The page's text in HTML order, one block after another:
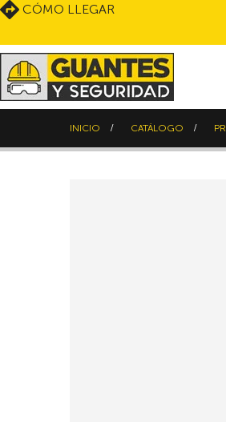
CÓMO LLEGAR
INICIO CATÁLOGO